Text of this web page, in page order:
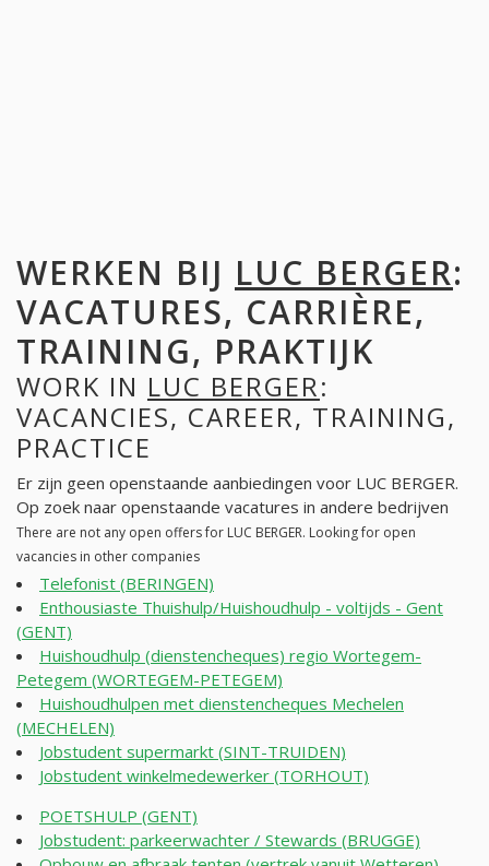
WERKEN BIJ LUC BERGER:
VACATURES, CARRIÈRE,
TRAINING, PRAKTIJK
WORK IN LUC BERGER:
VACANCIES, CAREER, TRAINING,
PRACTICE
Er zijn geen openstaande aanbiedingen voor LUC BERGER.
Op zoek naar openstaande vacatures in andere bedrijven
There are not any open offers for LUC BERGER. Looking for open
vacancies in other companies
Telefonist (BERINGEN)
Enthousiaste Thuishulp/Huishoudhulp - voltijds - Gent
(GENT)
Huishoudhulp (dienstencheques) regio Wortegem-
Petegem (WORTEGEM-PETEGEM)
Huishoudhulpen met dienstencheques Mechelen
(MECHELEN)
Jobstudent supermarkt (SINT-TRUIDEN)
Jobstudent winkelmedewerker (TORHOUT)
POETSHULP (GENT)
Jobstudent: parkeerwachter / Stewards (BRUGGE)